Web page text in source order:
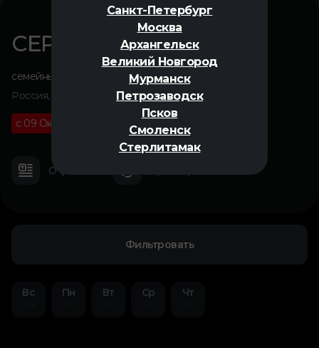
Санкт-Петербург
Москва
Архангельск
Великий Новгород
Мурманск
Петрозаводск
Псков
Смоленск
Стерлитамак
СЕРАФИМА
семейный
Россия, 2025
с 09 Октября 01 ч 18 м
О фильме
Фильтровать
Вс
Пн
Вт
Ср
Чт